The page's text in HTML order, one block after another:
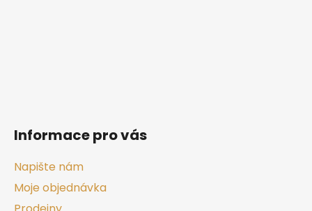
Informace pro vás
Napište nám
Moje objednávka